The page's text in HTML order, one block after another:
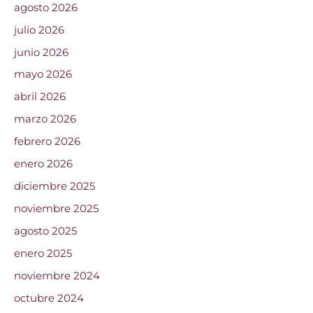
agosto 2026
julio 2026
junio 2026
mayo 2026
abril 2026
marzo 2026
febrero 2026
enero 2026
diciembre 2025
noviembre 2025
agosto 2025
enero 2025
noviembre 2024
octubre 2024